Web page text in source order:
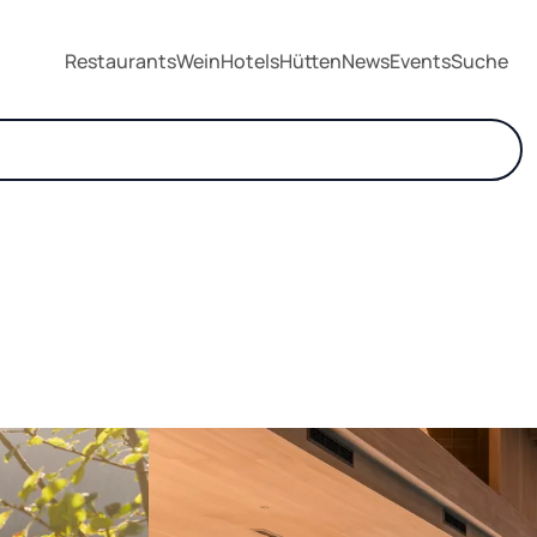
RestaurantsWeinHotelsHüttenNewsEventsSuche